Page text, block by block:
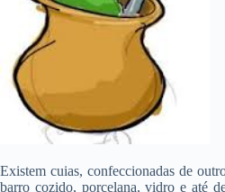
Existem cuias, confeccionadas de
barro cozido, porcelana, vidro e até